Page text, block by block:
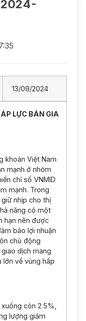
13/09/2024
LỰC BÁN GIA
khoán Việt Nam
mạnh ở nhóm
chỉ số VNMID
mạnh. Trong
nhịp cho thị
năng có một
hạn nên được
bảo lợi nhuận
chủ động
dịch mang
lớn về vùng hấp
còn 2.5%,
lượng giảm